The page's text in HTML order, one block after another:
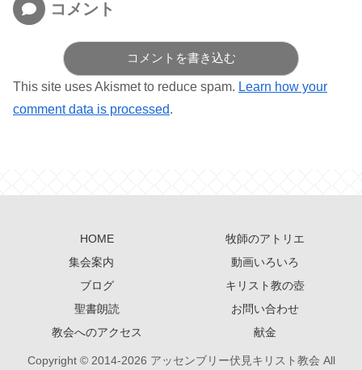
コメント
コメントを書き込む
This site uses Akismet to reduce spam. Learn how your
comment data is processed.
HOME
牧師のアトリエ
集会案内
動画いろいろ
ブログ
キリスト教の壺
聖書朗読
お問い合わせ
教会へのアクセス
献金
Copyright © 2014-2026 アッセンブリー伏見キリスト教会 All